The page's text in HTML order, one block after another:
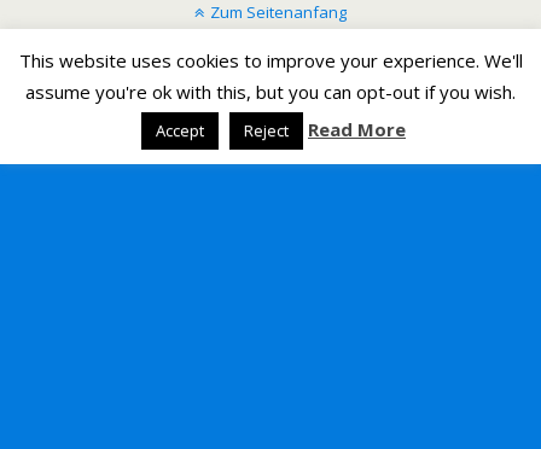
Zum Seitenanfang
Mobil Desktop
This website uses cookies to improve your experience. We'll
assume you're ok with this, but you can opt-out if you wish.
Accept Reject Read More